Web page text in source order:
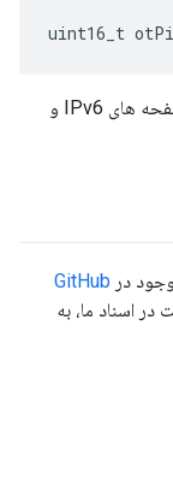
uint16_t
اندازه داده (تعداد بایت) در پاسخ (به استثنای سرصفحه های IPv6 و
GitHub
اسناد ما، به